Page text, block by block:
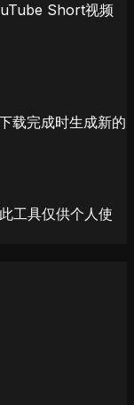
Short视频
载完成时生成新的
工具仅供个人使